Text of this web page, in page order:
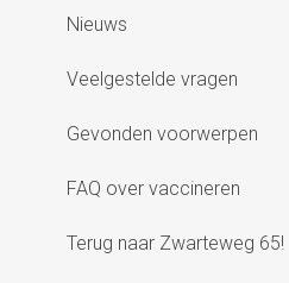
Actueel
Nieuws
Veelgestelde vragen
Gevonden voorwerpen
FAQ over vaccineren
Terug naar Zwarteweg 65!